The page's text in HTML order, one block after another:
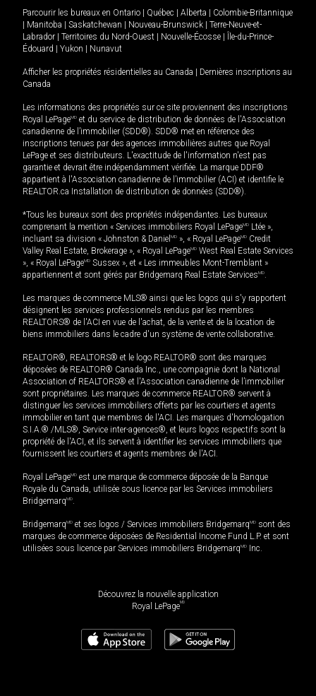
Parcourir les bureaux en Ontario Québec Alberta
Colombie-Britannique
Manitoba Saskatchewan Nouveau-Brunswick
Terre-Neuve-et-
Labrador
Territoires du Nord-Ouest Nouvelle-Écosse
Île-du-Prince-
Édouard
Yukon Nunavut
Afficher les propriétés résidentielles au Canada
Dernières inscriptions au
Canada
Les informations des propriétés sur ce site proviennent des inscriptions
Royal LePageMD et du service de distribution de données de l'Association
canadienne de l’immobilier (SDD®). SDD® met en référence des
inscriptions tenues par des agences immobilières autres que Royal
LePage et ses distributeurs. L'exactitude de l'information n'est pas
garantie et devrait être indépendamment vérifiée. La marque DDF®
appartient à l'Association canadienne de l’immobilier (ACI) et identifie le
REALTOR.ca Installation de distribution de données (SDD®).
*Tous les bureaux sont des propriétés indépendantes. Les bureaux
comprenant la mention « Services immobiliers Royal LePageMD Ltée »,
incluant sa division « Johnston & Daniel MD », « Royal LePageMD Credit
Valley Real Estate, Brokerage », « Royal LePageMD West Real Estate Services
», « Royal LePageMD Sussex », et « Les immeubles Mont-Tremblant »
appartiennent et sont gérés par Bridgemarq Real Estate ServicesMD.
Les marques de commerce MLS® ainsi que les logos qui s'y rapportent
désignent les services professionnels rendus par les membres
REALTORS® de l'ACI en vue de l'achat, de la vente et de la location de
biens immobiliers dans le cadre d'un système de vente collaborative.
REALTOR®, REALTORS® et le logo REALTOR® sont des marques
déposées de REALTOR® Canada Inc., une compagnie dont la National
Association of REALTORS® et l'Association canadienne de l’immobilier
sont propriétaires. Les marques de commerce REALTOR® servent à
distinguer les services immobiliers offerts par les courtiers et agents
immobilier en tant que membres de l'ACI. Les marques d'homologation
S.I.A.® /MLS®, Service inter-agences®, et leurs logos respectifs sont la
propriété de l'ACI, et ils servent à identifier les services immobiliers que
fournissent les courtiers et agents membres de l'ACI.
Royal LePageMD est une marque de commerce déposée de la Banque
Royale du Canada, utilisée sous licence par les Services immobiliers
BridgemarqMD.
BridgemarqMD et ses logos / Services immobiliers BridgemarqMD sont des
marques de commerce déposées de Residential Income Fund L.P. et sont
utilisées sous licence par Services immobiliers BridgemarqMD Inc.
Découvrez la nouvelle application
Royal LePageMD